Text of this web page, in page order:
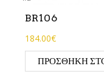
BR106
184.00€
ΠΡΟΣΘΉΚΗ